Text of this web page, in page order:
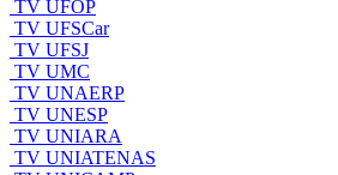
TV UFOP
TV UFSCar
TV UFSJ
TV UMC
TV UNAERP
TV UNESP
TV UNIARA
TV UNIATENAS